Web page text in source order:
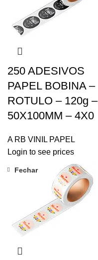
250 ADESIVOS
PAPEL BOBINA –
ROTULO – 120g –
50X100MM – 4X0
A RB VINIL PAPEL
Login to see prices
Fechar